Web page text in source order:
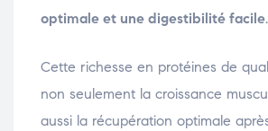
optimale et une digestibilité facile.
Cette richesse en protéines de
non seulement la croissance
aussi la récupération optimale